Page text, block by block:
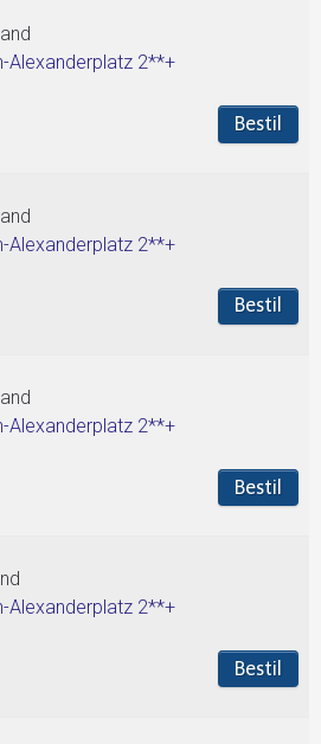
Alexanderplatz 2**+
Bestil
Alexanderplatz 2**+
Bestil
Alexanderplatz 2**+
Bestil
Alexanderplatz 2**+
Bestil